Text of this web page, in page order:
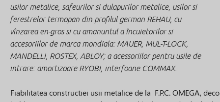
usilor metalice, safeurilor si dulapurilor metalice, usilor si
ferestrelor termopan din profilul german REHAU, cu
vînzarea en-gros si cu amanuntul a încuietorilor si
accesoriilor de marca mondiala: MAUER, MUL-T-LOCK,
MANDELLI, ROSTEX, ABLOY; a acessoriilor pentru usile de
intrare: amortizoare RYOBI, interfoane COMMAX.
Fiabilitatea constructiei usii metalice de la F.P.C. OMEGA,